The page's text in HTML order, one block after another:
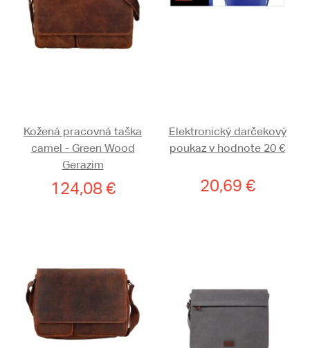
Kožená pracovná taška
camel - Green Wood
Gerazim
124,08 €
Elektronický darčekový
poukaz v hodnote 20 €
20,69 €